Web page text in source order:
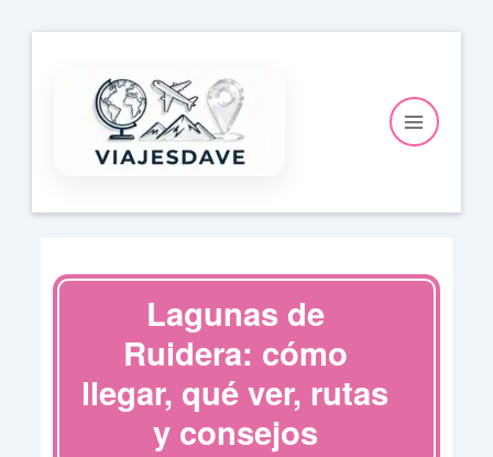
contenido
Lagunas de
Ruidera: cómo
llegar, qué ver, rutas
y consejos